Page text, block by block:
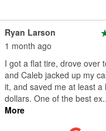
Ryan Larson
1 month ago
I got a flat tire, drove over
and Caleb jacked up my
it, and saved me at least a
dollars. One of the best ex
More